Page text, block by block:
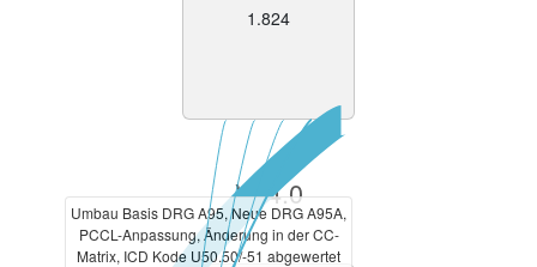
1.824
V14.0
Umbau Basis DRG A95, Neue DRG A95A,
PCCL-Anpassung, Änderung in der CC-
Matrix, ICD Kode U50.50/-51 abgewertet